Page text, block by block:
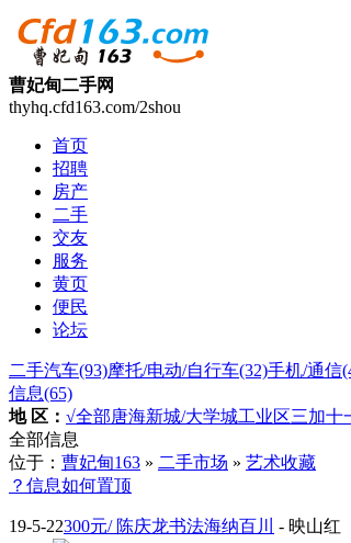
曹妃甸二手网
thyhq.cfd163.com/2shou
首页
招聘
房产
二手
交友
服务
黄页
便民
论坛
二手汽车(93)摩托/电动/自行车(32)手机/通信
信息(65)
地 区： √全部唐海新城/大学城工业区三加十
全部信息
位于： 曹妃甸163 » 二手市场 » 艺术收藏
？信息如何置顶
19-5-22300元/ 陈庆龙书法海纳百川 - 映山红